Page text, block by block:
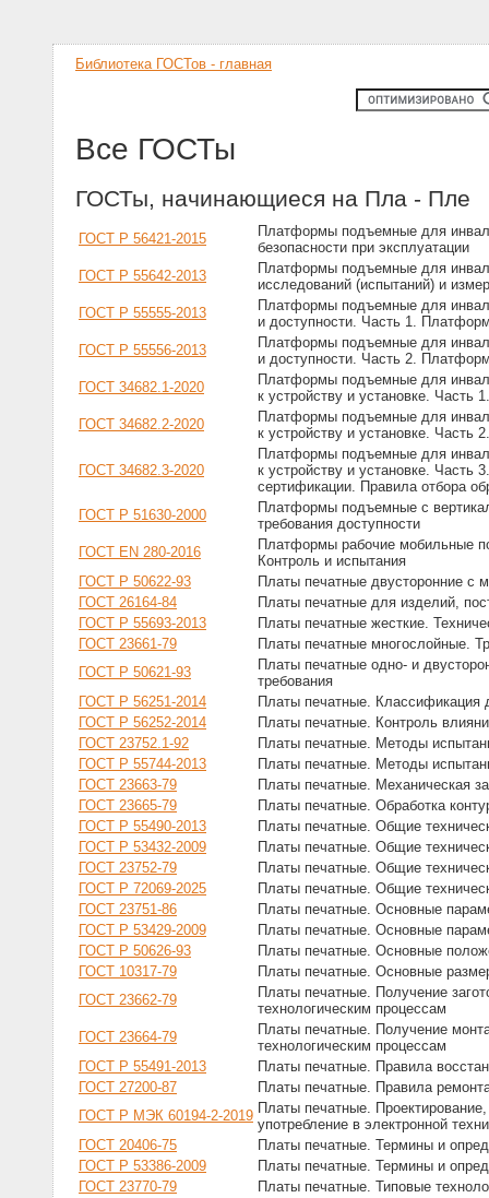
Библиотека ГОСТов - главная
Все ГОСТы
ГОСТы, начинающиеся на Пла - Пле
ГОСТ Р 56421-2015
Платформы подъемные для
безопасности при эксплуатации
ГОСТ Р 55642-2013
Платформы подъемные для
исследований (испытаний) и
ГОСТ Р 55555-2013
Платформы подъемные для
и доступности. Часть 1.
ГОСТ Р 55556-2013
Платформы подъемные для
и доступности. Часть 2.
ГОСТ 34682.1-2020
Платформы подъемные для
к устройству и установке.
ГОСТ 34682.2-2020
Платформы подъемные для
к устройству и установке.
ГОСТ 34682.3-2020
Платформы подъемные для
к устройству и установке. Часть
сертификации. Правила отбора
ГОСТ Р 51630-2000
Платформы подъемные с
требования доступности
ГОСТ EN 280-2016
Платформы рабочие мобильные
Контроль и испытания
ГОСТ Р 50622-93
Платы печатные двусторонние с
ГОСТ 26164-84
Платы печатные для изделий,
ГОСТ Р 55693-2013
Платы печатные жесткие.
ГОСТ 23661-79
Платы печатные многослойные.
ГОСТ Р 50621-93
Платы печатные одно- и
требования
ГОСТ Р 56251-2014
Платы печатные. Классификация
ГОСТ Р 56252-2014
Платы печатные. Контроль
ГОСТ 23752.1-92
Платы печатные. Методы
ГОСТ Р 55744-2013
Платы печатные. Методы
ГОСТ 23663-79
Платы печатные. Механическая
ГОСТ 23665-79
Платы печатные. Обработка
ГОСТ Р 55490-2013
Платы печатные. Общие
ГОСТ Р 53432-2009
Платы печатные. Общие
ГОСТ 23752-79
Платы печатные. Общие
ГОСТ Р 72069-2025
Платы печатные. Общие
ГОСТ 23751-86
Платы печатные. Основные
ГОСТ Р 53429-2009
Платы печатные. Основные
ГОСТ Р 50626-93
Платы печатные. Основные
ГОСТ 10317-79
Платы печатные. Основные
ГОСТ 23662-79
Платы печатные. Получение
технологическим процессам
ГОСТ 23664-79
Платы печатные. Получение
технологическим процессам
ГОСТ Р 55491-2013
Платы печатные. Правила
ГОСТ 27200-87
Платы печатные. Правила
ГОСТ Р МЭК 60194-2-2019 Платы печатные.
употребление в электронной
ГОСТ 20406-75
Платы печатные. Термины и
ГОСТ Р 53386-2009
Платы печатные. Термины и
ГОСТ 23770-79
Платы печатные. Типовые